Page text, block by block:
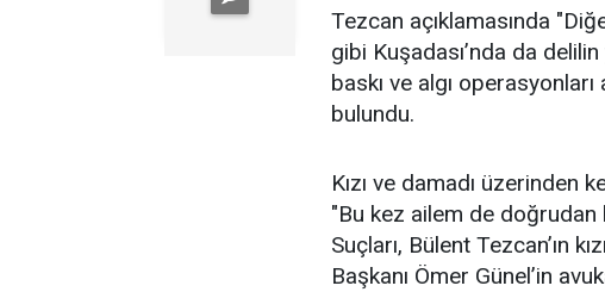
Tezcan açıklamasında
gibi Kuşadası’nda da
baskı ve algı
bulundu.
Kızı ve damadı üzerinden
"Bu kez ailem de doğrudan
Suçları, Bülent Tezcan’ın
Başkanı Ömer Günel’in